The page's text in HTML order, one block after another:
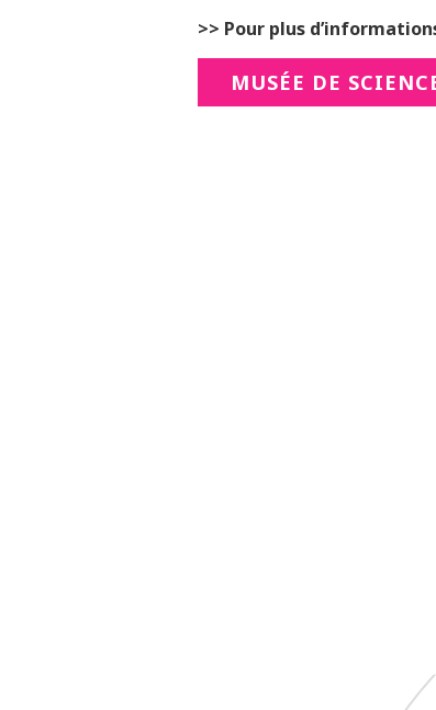
>> Pour plus
MUSÉE DE